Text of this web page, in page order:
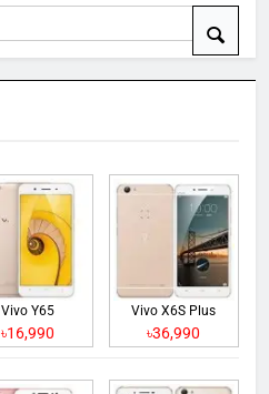
Vivo Y65
৳16,990
Vivo X6S Plus
৳36,990